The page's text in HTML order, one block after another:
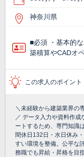
神奈川県
■必須 ・基本的
築積算やCADオ
この求人のポイント
＼未経験から建築業界の
／ データ入力や資料作成
ートするため、専門知識
間休日132日・水日休み
すい環境を整備。公平な
務職でも昇給・昇格を目